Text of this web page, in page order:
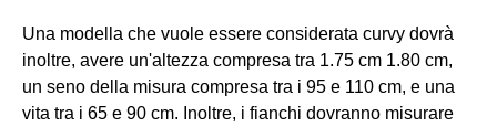
Una modella che vuole essere considerata curvy dovrà
inoltre, avere un'altezza compresa tra 1.75 cm 1.80 cm,
un seno della misura compresa tra i 95 e 110 cm, e una
vita tra i 65 e 90 cm. Inoltre, i fianchi dovranno misurare